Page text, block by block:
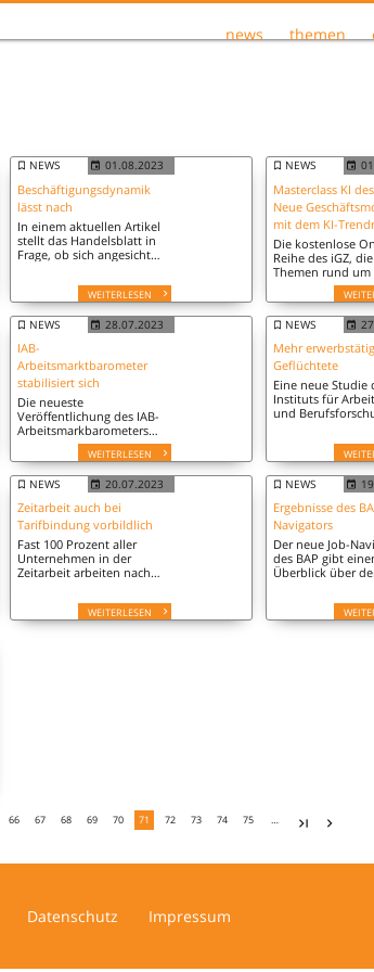
news themen
NEWS 01.08.2023
Beschäftigungsdynamik
lässt nach
In einem aktuellen Artikel
stellt das Handelsblatt in
Frage, ob sich angesichts
eine Trendwende am
Arbeitsmarkt abzeichnet.
WEITERLESEN
NEWS
Masterclass KI
Neue
mit dem KI-
Die kostenlose
Reihe des iGZ,
Themen rund um
Megatrend
Intelligenz (KI)
geht am 15.
in die nächste
NEWS 28.07.2023
IAB-
Arbeitsmarktbarometer
stabilisiert sich
Die neueste
Veröffentlichung des IAB-
Arbeitsmarkbarometers
zeigt einen Wert von 101,0
Punkten, wobei
"Arbeitslosigkeit" auf
einen negativen Trend
hindeutet.
WEITERLESEN
NEWS
Mehr
Geflüchtete
Eine neue Studie
Instituts für
und
Erwerbstätigkeit
Geflüchteten
NEWS 20.07.2023
Zeitarbeit auch bei
Tarifbindung vorbildlich
Fast 100 Prozent aller
Unternehmen in der
Zeitarbeit arbeiten nach
Vergleich zum letzten IAB-
-Betriebs-Panel ein
außergewöhnlicher Wert.
WEITERLESEN
NEWS
Ergebnisse des
Navigators
Der neue Job-
des BAP gibt
Überblick über
gesuchte
66 67 68 69 70 71 72 73 74 75 …
Datenschutz Impressum